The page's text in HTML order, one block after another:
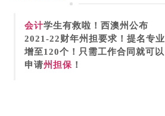
会计学生有救啦！西澳州公布
2021-22财年州担要求！提名专业
增至120个！只需工作合同就可以
申请州担保 ！